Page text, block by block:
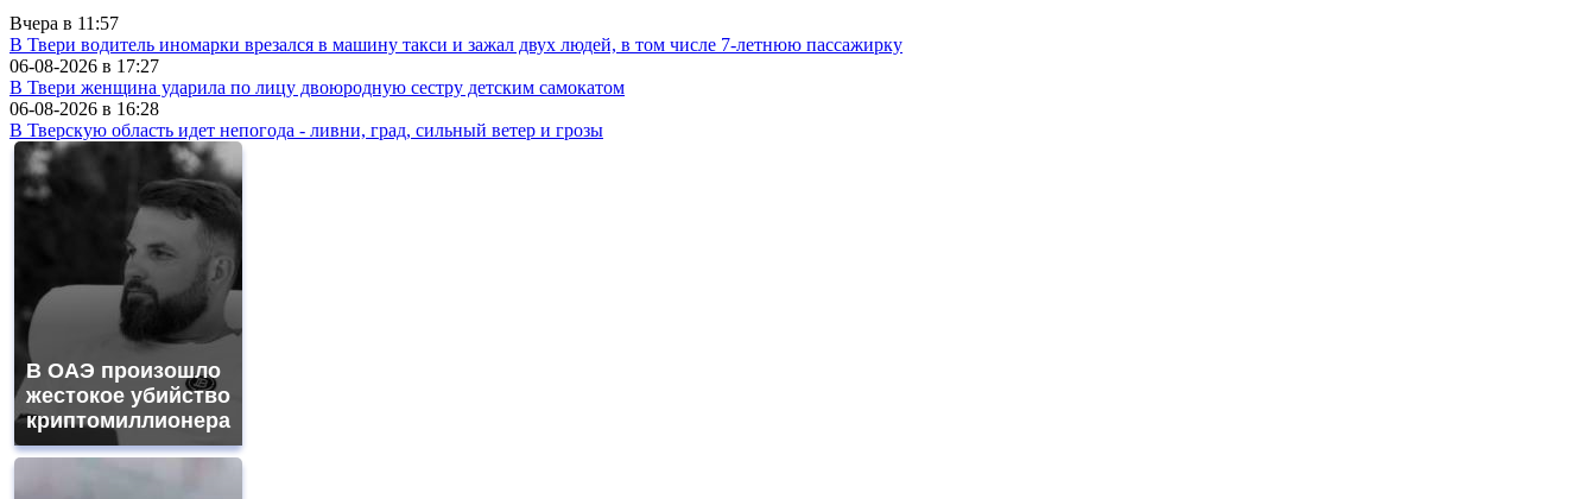
Вчера в 11:57
В Твери водитель иномарки врезался в машину такси и зажал двух людей, в том числе 7-летнюю пассажирку
06-08-2026 в 17:27
В Твери женщина ударила по лицу двоюродную сестру детским самокатом
06-08-2026 в 16:28
В Тверскую область идет непогода - ливни, град, сильный ветер и грозы
В ОАЭ произошло
жестокое убийство
криптомиллионера